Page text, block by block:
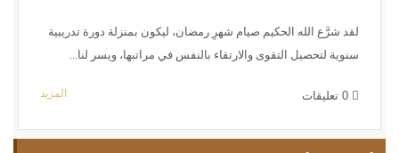
لقد شرَّع الله الحكيم صيام شهرِ رمضان، ليكون بمنزلة دورة تدريبية
سنوية لتحصيل التقوى والارتقاء بالنفس في مراتبها، ويسر لنا...
المزيد 0 تعليقات